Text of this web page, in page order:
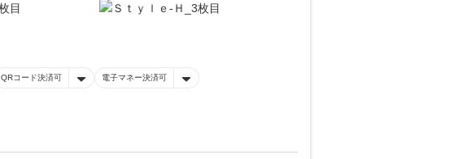
QRコード決済可 電子マネー決済可